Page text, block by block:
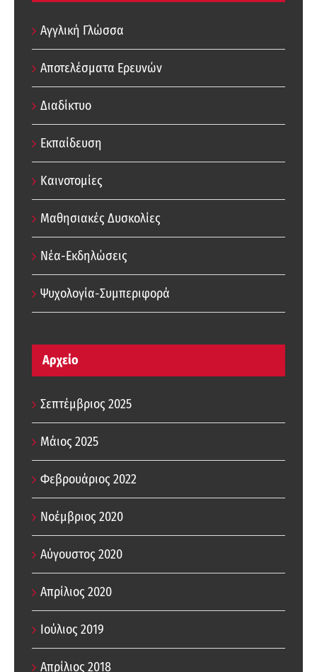
Αγγλική Γλώσσα
Αποτελέσματα Ερευνών
Διαδίκτυο
Εκπαίδευση
Καινοτομίες
Μαθησιακές Δυσκολίες
Νέα-Εκδηλώσεις
Ψυχολογία-Συμπεριφορά
Αρχείο
Σεπτέμβριος 2025
Μάιος 2025
Φεβρουάριος 2022
Νοέμβριος 2020
Αύγουστος 2020
Απρίλιος 2020
Ιούλιος 2019
Απρίλιος 2018